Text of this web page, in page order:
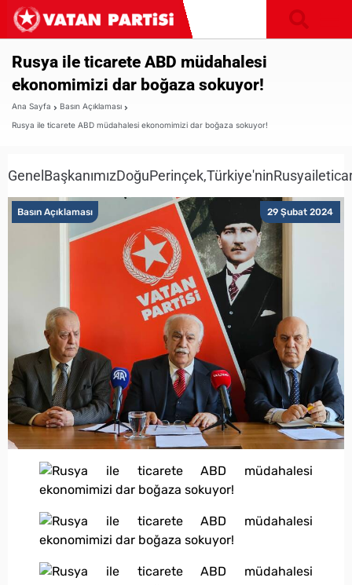
Rusya ile ticarete ABD müdahalesi
ekonomimizi dar boğaza sokuyor!
Ana Sayfa
Basın Açıklaması
Rusya ile ticarete ABD müdahalesi ekonomimizi dar boğaza sokuyor!
29 Şubat 2024
Basın Açıklaması